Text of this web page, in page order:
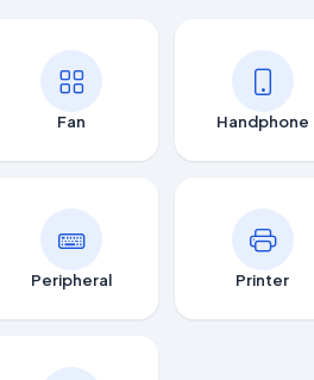
Fan Handphone
Peripheral Printer